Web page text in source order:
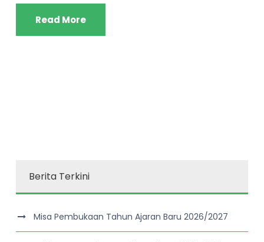
Read More
Berita Terkini
Misa Pembukaan Tahun Ajaran Baru 2026/2027